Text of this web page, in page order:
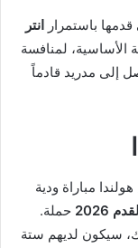
باستمرار انتر
لمنافسة
إلى مدريد قادماً
مباراة ودية
2026
حملة.
ذلك، سيكون لديهم ستة